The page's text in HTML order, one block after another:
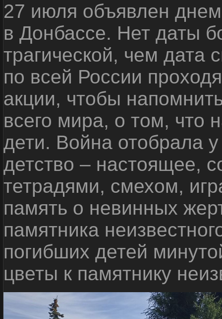
27 июля объявлен
в Донбассе. Нет даты
трагической, чем дата
по всей России
акции, чтобы
всего мира, о том, что
дети. Война отобрала
детство – настоящее,
тетрадями, смехом,
память о невинных
памятника
погибших детей
цветы к памятнику